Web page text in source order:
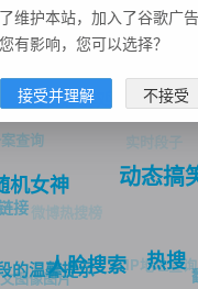
的温馨提示
人脸搜索
机女神
接
图像图片
热搜
动态搞
心灵毒鸡汤
榜
查询
微博热搜榜
IP地址查询
高质量小姐姐
汉服新闻
实时段子
国内
维护本站，加入了谷歌广
有影响，您可以选择？
接受并理解 不接受